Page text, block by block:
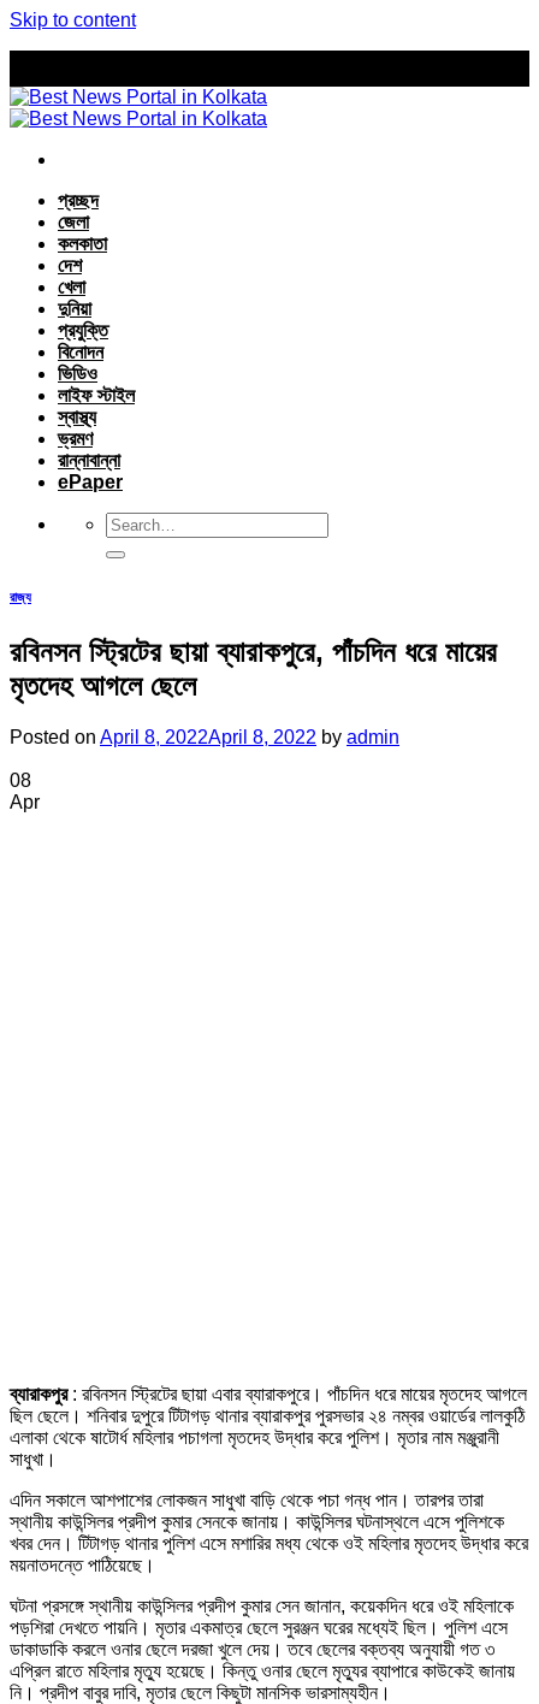
Skip to content
প্রচ্ছদ
জেলা
কলকাতা
দেশ
খেলা
দুনিয়া
প্রযুক্তি
বিনোদন
ভিডিও
লাইফ স্টাইল
স্বাস্থ্য
ভ্রমণ
রান্নাবান্না
ePaper
রাজ্য
রবিনসন স্ট্রিটের ছায়া ব্যারাকপুরে, পাঁচদিন ধরে মায়ের
মৃতদেহ আগলে ছেলে
Posted on April 8, 2022April 8, 2022 by admin
08
Apr
ব্যারাকপুর: রবিনসন স্ট্রিটের ছায়া এবার ব্যারাকপুরে। পাঁচদিন ধরে মায়ের মৃতদেহ আগলে
ছিল ছেলে। শনিবার দুপুরে টিটাগড় থানার ব্যারাকপুর পুরসভার ২৪ নম্বর ওয়ার্ডের লালকুঠি
এলাকা থেকে ষাটোর্ধ মহিলার পচাগলা মৃতদেহ উদ্ধার করে পুলিশ। মৃতার নাম মঞ্জুরানী
সাধুখা।
এদিন সকালে আশপাশের লোকজন সাধুখা বাড়ি থেকে পচা গন্ধ পান। তারপর তারা
স্থানীয় কাউন্সিলর প্রদীপ কুমার সেনকে জানায়। কাউন্সিলর ঘটনাস্থলে এসে পুলিশকে
খবর দেন। টিটাগড় থানার পুলিশ এসে মশারির মধ্য থেকে ওই মহিলার মৃতদেহ উদ্ধার করে
ময়নাতদন্তে পাঠিয়েছে।
ঘটনা প্রসঙ্গে স্থানীয় কাউন্সিলর প্রদীপ কুমার সেন জানান, কয়েকদিন ধরে ওই মহিলাকে
পড়শিরা দেখতে পায়নি। মৃতার একমাত্র ছেলে সুরঞ্জন ঘরের মধ্যেই ছিল। পুলিশ এসে
ডাকাডাকি করলে ওনার ছেলে দরজা খুলে দেয়। তবে ছেলের বক্তব্য অনুযায়ী গত ৩
এপ্রিল রাতে মহিলার মৃত্যু হয়েছে। কিন্তু ওনার ছেলে মৃত্যুর ব্যাপারে কাউকেই জানায়
নি। প্রদীপ বাবুর দাবি, মৃতার ছেলে কিছুটা মানসিক ভারসাম্যহীন।